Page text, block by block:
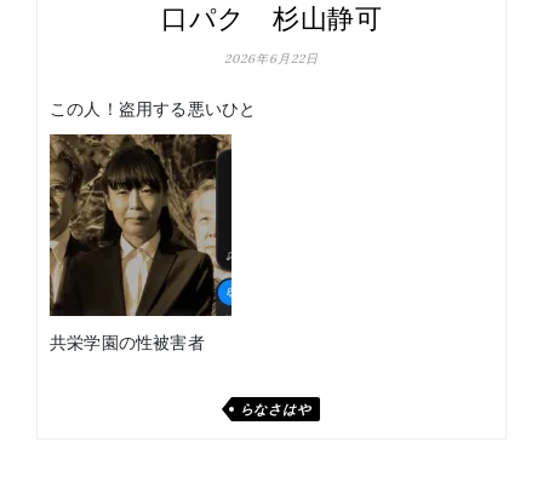
口パク 杉山静可
2026年6月22日
この人！盗用する悪いひと
共栄学園の性被害者
らなさはや